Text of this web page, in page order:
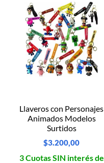
Llaveros con Personajes
Animados Modelos
Surtidos
$3.200,00
3 Cuotas SIN interés de